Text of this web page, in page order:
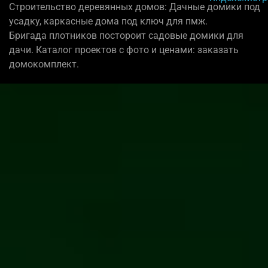
Строительство деревянных домов: Дачные домики под
усадку, каркасные дома под ключ для пмж.
Бригада плотников постороит садовые домики для
дачи. Каталог проектов с фото и ценами: заказать
домокомплект.